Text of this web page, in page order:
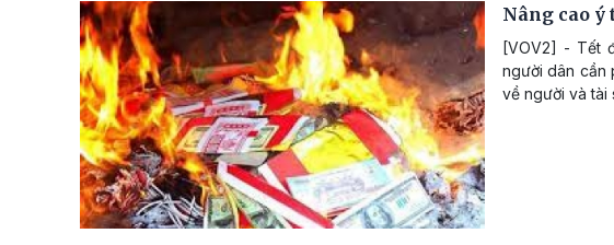
Nâng cao ý
[VOV2] - Tết
người dân cần
về người và tài